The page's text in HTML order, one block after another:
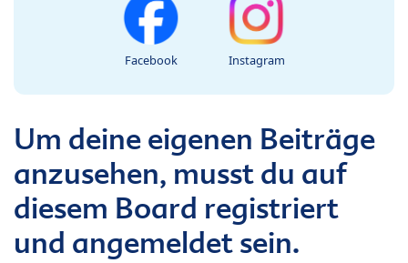
Facebook Instagram
Um deine eigenen Beiträge
anzusehen, musst du auf
diesem Board registriert
und angemeldet sein.